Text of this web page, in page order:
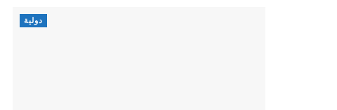
دولية